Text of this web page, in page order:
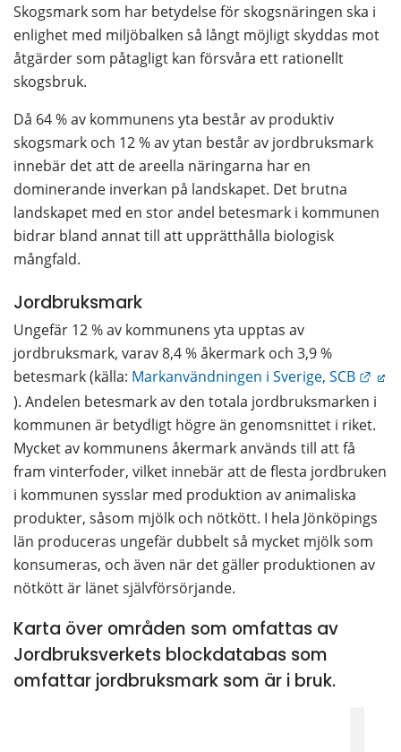
Skogsmark som har betydelse för skogsnäringen ska i
enlighet med miljöbalken så långt möjligt skyddas mot
åtgärder som påtagligt kan försvåra ett rationellt
skogsbruk.
Då 64 % av kommunens yta består av produktiv
skogsmark och 12 % av ytan består av jordbruksmark
innebär det att de areella näringarna har en
dominerande inverkan på landskapet. Det brutna
landskapet med en stor andel betesmark i kommunen
bidrar bland annat till att upprätthålla biologisk
mångfald.
Jordbruksmark
Ungefär 12 % av kommunens yta upptas av
jordbruksmark, varav 8,4 % åkermark och 3,9 %
betesmark (källa: Markanvändningen i Sverige, SCB
). Andelen betesmark av den totala jordbruksmarken i
kommunen är betydligt högre än genomsnittet i riket.
Mycket av kommunens åkermark används till att få
fram vinterfoder, vilket innebär att de flesta jordbruken
i kommunen sysslar med produktion av animaliska
produkter, såsom mjölk och nötkött. I hela Jönköpings
län produceras ungefär dubbelt så mycket mjölk som
konsumeras, och även när det gäller produktionen av
nötkött är länet självförsörjande.
Karta över områden som omfattas av
Jordbruksverkets blockdatabas som
omfattar jordbruksmark som är i bruk.